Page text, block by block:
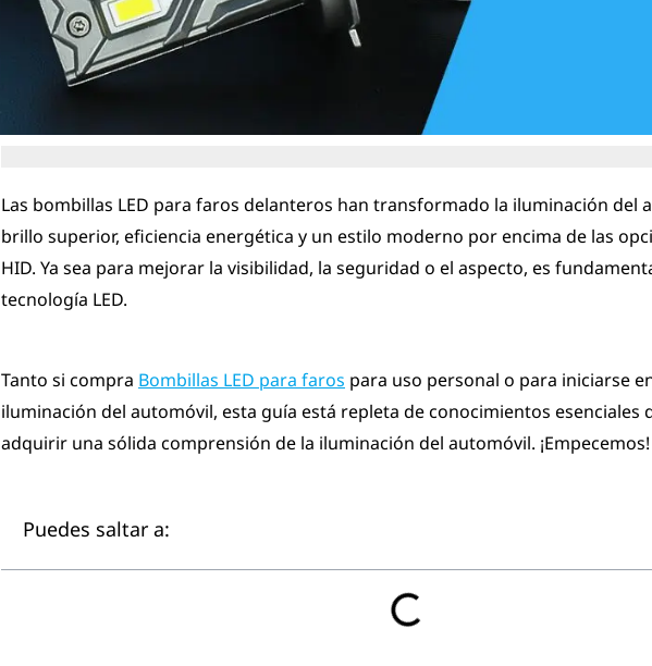
Las bombillas LED para faros delanteros han transformado la iluminación del
brillo superior, eficiencia energética y un estilo moderno por encima de las
HID. Ya sea para mejorar la visibilidad, la seguridad o el aspecto, es
tecnología LED.
Tanto si compra Bombillas LED para faros para uso personal o para iniciarse
iluminación del automóvil, esta guía está repleta de conocimientos esenciales
adquirir una sólida comprensión de la iluminación del automóvil. ¡Empecemos!
Puedes saltar a: